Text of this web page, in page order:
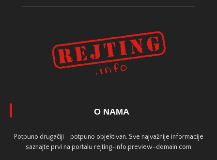
O NAMA
Potpuno drugačiji - potpuno objektivan. Sve najvažnije informacije
saznajte prvi na portalu rejting-info.preview-domain.com